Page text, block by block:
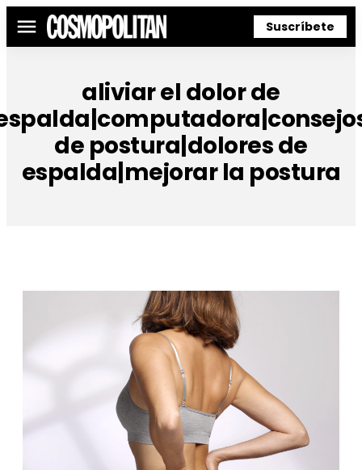
Menú Suscríbete
aliviar el dolor de
de postura|dolores de
espalda|mejorar la postura